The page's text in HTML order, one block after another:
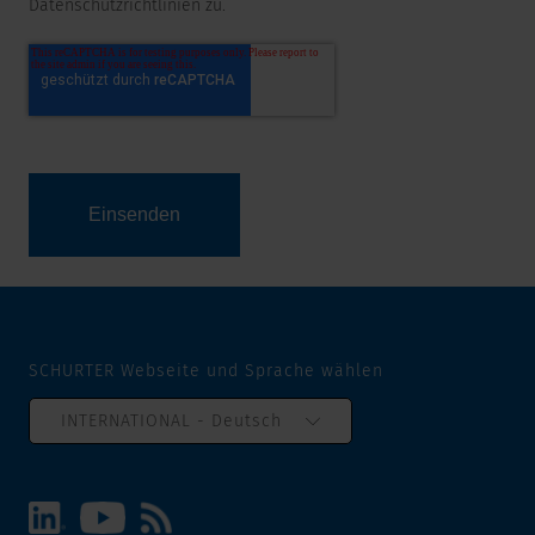
Datenschutzrichtlinien zu.
SCHURTER Webseite und Sprache wählen
INTERNATIONAL - Deutsch